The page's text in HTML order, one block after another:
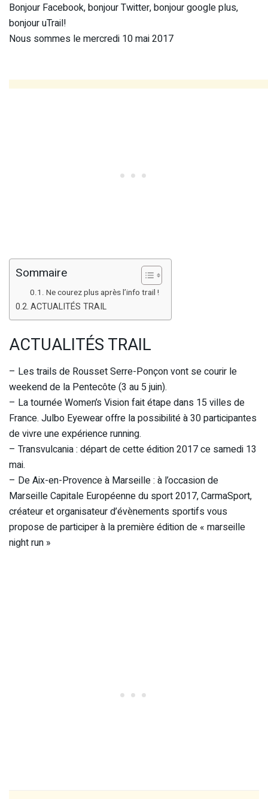
Bonjour Facebook, bonjour Twitter, bonjour google plus,
bonjour uTrail!
Nous sommes le mercredi 10 mai 2017
Sommaire
Ne courez plus après l’info trail !
ACTUALITÉS TRAIL
ACTUALITÉS TRAIL
– Les trails de Rousset Serre-Ponçon vont se courir le
weekend de la Pentecôte (3 au 5 juin).
– La tournée Women’s Vision fait étape dans 15 villes de
France. Julbo Eyewear offre la possibilité à 30 participantes
de vivre une expérience running.
– Transvulcania : départ de cette édition 2017 ce samedi 13
mai.
– De Aix-en-Provence à Marseille : à l’occasion de
Marseille Capitale Européenne du sport 2017, CarmaSport,
créateur et organisateur d’évènements sportifs vous
propose de participer à la première édition de « marseille
night run »